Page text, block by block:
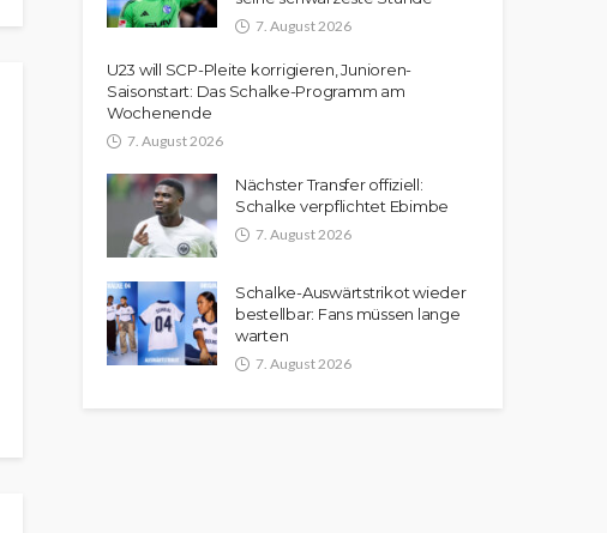
7. August 2026
U23 will SCP-Pleite korrigieren, Junioren-
Saisonstart: Das Schalke-Programm am
Wochenende
7. August 2026
Nächster Transfer offiziell:
Schalke verpflichtet Ebimbe
7. August 2026
Schalke-Auswärtstrikot wieder
bestellbar: Fans müssen lange
warten
7. August 2026